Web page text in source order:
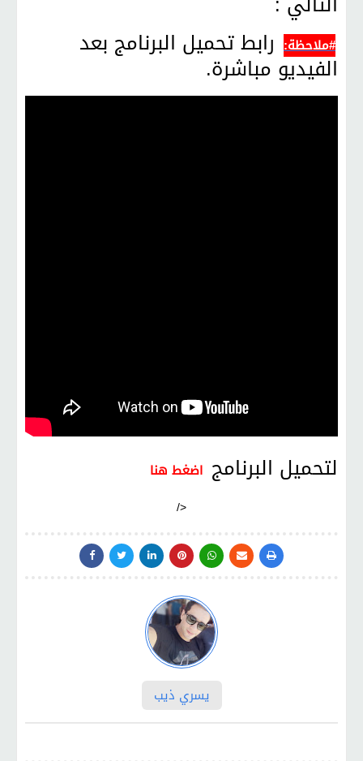
#ملاحظة: رابط تحميل البرنامج بعد
الفيديو مباشرة.
لتحميل البرنامج اضغط هنا
/>
يسري ذيب